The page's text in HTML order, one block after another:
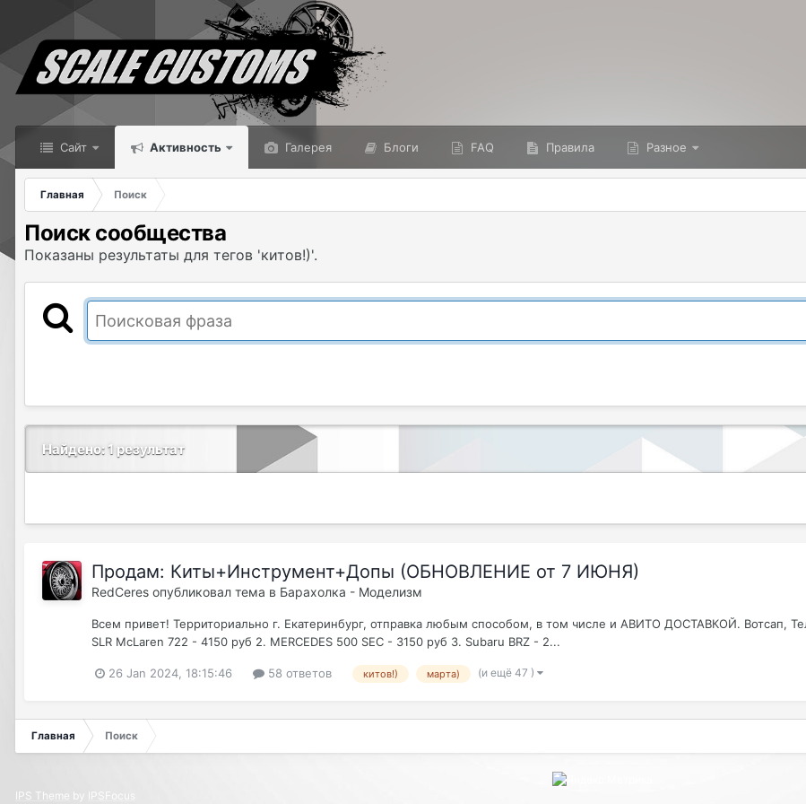
Сайт Активность Галерея Блоги FAQ Правила Разное
Главная Поиск
Поиск сообщества
Показаны результаты для тегов 'китов!)'.
Найдено: 1 результат
Продам: Киты+Инструмент+Допы (ОБНОВЛЕНИЕ от 7 ИЮНЯ)
RedCeres опубликовал тема в Барахолка - Моделизм
Всем привет! Территориально г. Екатеринбург, отправка любым способом, в том числе и АВИТО ДОСТАВКОЙ. Вотсап,
SLR McLaren 722 - 4150 руб 2. MERCEDES 500 SEC - 3150 руб 3. Subaru BRZ - 2...
26 Jan 2024, 18:15:46 58 ответов китов!) марта) (и ещё 47 )
Главная Поиск
IPS Theme by IPSFocus